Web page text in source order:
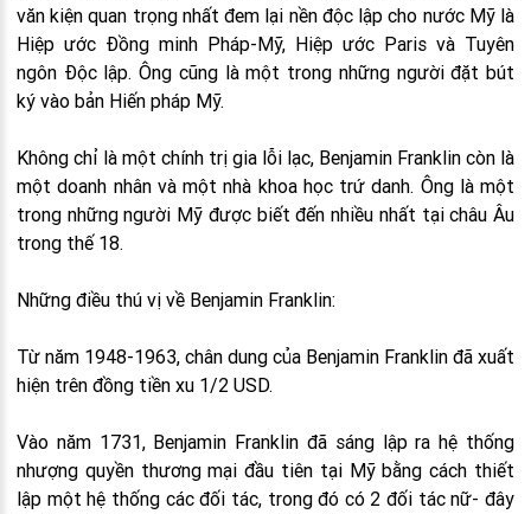
văn kiện quan trọng nhất đem lại nền độc lập cho nước Mỹ là
Hiệp ước Đồng minh Pháp-Mỹ, Hiệp ước Paris và Tuyên
ngôn Độc lập. Ông cũng là một trong những người đặt bút
ký vào bản Hiến pháp Mỹ.
Không chỉ là một chính trị gia lỗi lạc, Benjamin Franklin còn là
một doanh nhân và một nhà khoa học trứ danh. Ông là một
trong những người Mỹ được biết đến nhiều nhất tại châu Âu
trong thế 18.
Những điều thú vị về Benjamin Franklin:
Từ năm 1948-1963, chân dung của Benjamin Franklin đã xuất
hiện trên đồng tiền xu 1/2 USD.
Vào năm 1731, Benjamin Franklin đã sáng lập ra hệ thống
nhượng quyền thương mại đầu tiên tại Mỹ bằng cách thiết
lập một hệ thống các đối tác, trong đó có 2 đối tác nữ- đây